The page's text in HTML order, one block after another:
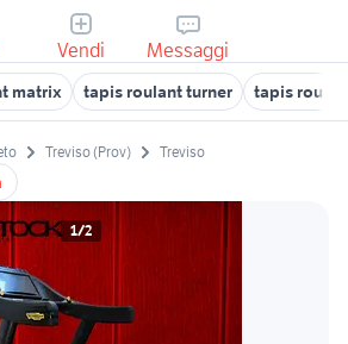
Vendi Messaggi
matrix tapis roulant turner tapis
Treviso (Prov) Treviso
1/2